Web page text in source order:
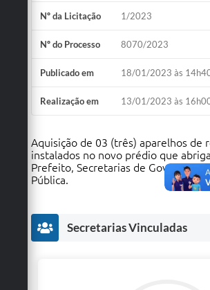
Diário Oficial
Defesa Civil
Convênios Terceiro Setor
Sistema de Protocolo
Poupatempo
Fala.BR
Listagem dos CEPs de Vinhedo
Acesso à Informação
Nº da Licitação 1/2023
Nº do Processo 8070/2023
Publicado em 18/01/2023 às
Realização em 13/01/2023 às
Aquisição de 03 (três) aparelhos de
instalados no novo prédio que
Prefeito, Secretarias de Governo,
Pública.
Secretarias Vinculadas